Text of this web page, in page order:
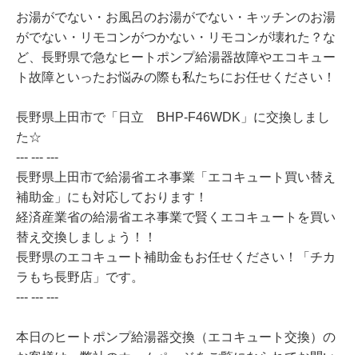
お湯がでない・お風呂のお湯がでない・キッチンのお湯
がでない・リモコンがつかない・リモコンが壊れた？な
ど、長野県で急なヒートポンプ給湯器故障やエコキュー
ト故障といったお悩みの際も私たちにお任せください！
長野県上田市で「日立 BHP-F46WDK」に交換しまし
た☆
--- --- ---
長野県上田市で給湯省エネ事業「エコキュート買い替え
補助金」にも対応しております！
経済産業省の給湯省エネ事業で賢くエコキュートを買い
替え交換しましょう！！
長野県のエコキュート補助金もお任せください！「チカ
ラもち長野店」です。
--- --- ---
本日のヒートポンプ給湯器交換（エコキュート交換）の